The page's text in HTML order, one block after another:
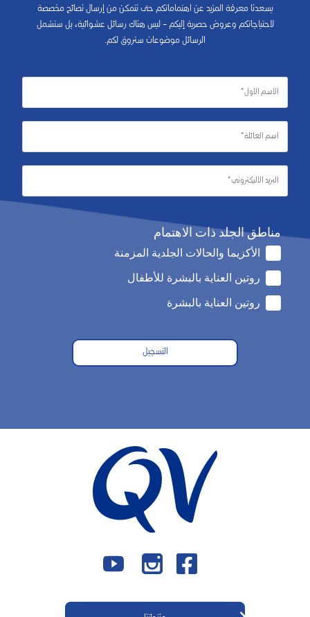
يسعدنا معرفة المزيد عن اهتماماتكم حتى نتمكن من إرسال نصائح مخصصة
لاحتياجاتكم وعروض حصرية إليكم – ليس هناك رسائل عشوائية، بل ستشمل
الرسائل موضوعات ستروق لكم.
مناطق الجلد ذات الاهتمام
الأكزيما والحالات الجلدية المزمنة
روتين العناية بالبشرة للأطفال
روتين العناية بالبشرة
التسجيل